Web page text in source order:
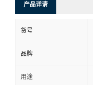
产品详请
货号
品牌
用途